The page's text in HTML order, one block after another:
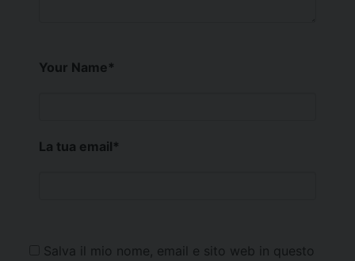
Your Name*
La tua email*
Salva il mio nome, email e sito web in questo